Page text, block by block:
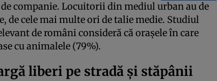
companie. Locuitorii din mediul urban au de
de cele mai multe ori de talie medie. Studiul
de români consideră că orașele în care
cu animalele (79%).
liberi pe stradă și stăpânii